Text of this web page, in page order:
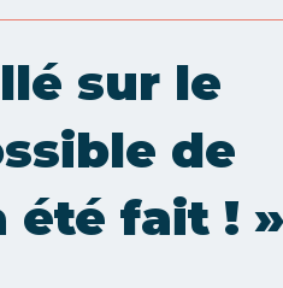
sur le
de
été fait !